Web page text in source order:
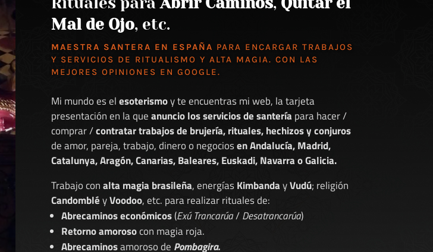
Mal de Ojo, etc.
MAESTRA SANTERA EN ESPAÑA PARA ENCARGAR TRABAJOS
Y SERVICIOS DE RITUALISMO Y ALTA MAGIA. CON LAS
MEJORES OPINIONES EN GOOGLE.
Mi mundo es elesoterismoy te encuentras mi web, la tarjeta
presentación en la queanuncio los servicios de santería para hacer /
comprar /contratar trabajos de brujería, rituales, hechizos y conjuros
de amor, pareja, trabajo, dinero o negociosen Andalucía, Madrid,
Catalunya, Aragón, Canarias, Baleares, Euskadi, Navarra o Galicia.
Trabajo conalta magia brasileña, energíasKimbandayVudú; religión
CandombléyVoodoo, etc. para realizar rituales de:
Abrecaminos económicos(Exú Trancarúa/Desatrancarúa)
Retorno amorosocon magia roja.
Abrecaminosamoroso de Pombagira.